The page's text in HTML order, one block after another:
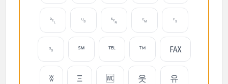
␡ ␟ ␖ ␙ ␜
␝ ℠ ℡ ™ ℻
ʬ Ξ 🅏 웃 유